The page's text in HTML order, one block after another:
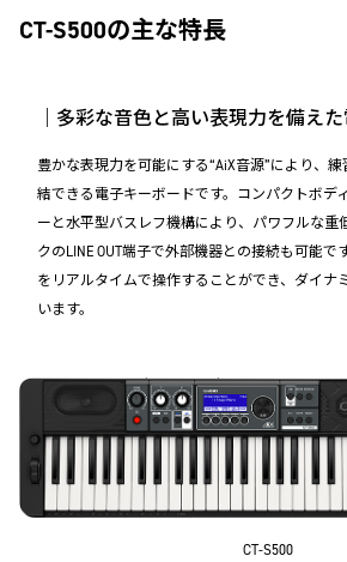
CT-S500の主な特長
｜多彩な音色と高い表現力を備え
豊かな表現力を可能にする“AiX音源”により、
結できる電子キーボードです。コンパクトボデ
ーと水平型バスレフ機構により、パワフルな重
クのLINE OUT端子で外部機器との接続も可能で
をリアルタイムで操作することができ、ダイナ
います。
CT-S500